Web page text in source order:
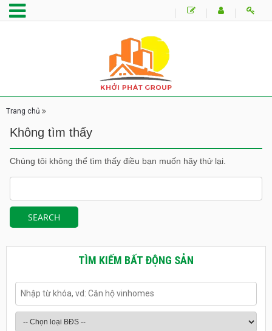
Trang chủ
Không tìm thấy
Chúng tôi không thể tìm thấy điều bạn muốn hãy thử lại.
TÌM KIẾM BẤT ĐỘNG SẢN